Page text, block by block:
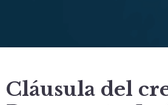
Cláusula del